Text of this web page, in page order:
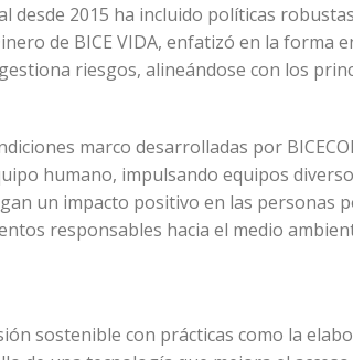
desde 2015 ha incluido políticas
de BICE VIDA, enfatizó en la forma
riesgos, alineándose con los
marco desarrolladas por
humano, impulsando equipos
un impacto positivo en las personas
responsables hacia el medio
sostenible con prácticas como la